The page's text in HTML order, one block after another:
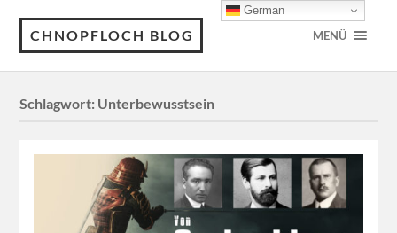
CHNOPFLOCH BLOG MENÜ
Schlagwort: Unterbewusstsein
German